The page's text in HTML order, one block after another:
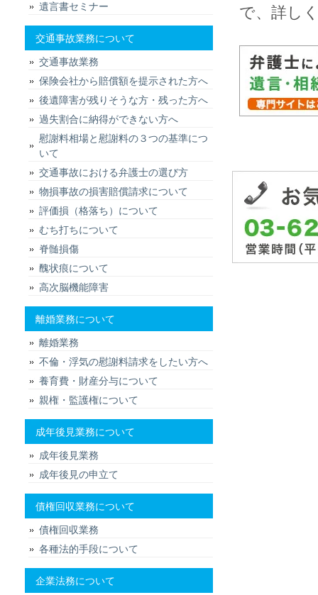
で、詳し
遺言書セミナー
交通事故業務について
交通事故業務
保険会社から賠償額を提示された方へ
後遺障害が残りそうな方・残った方へ
過失割合に納得ができない方へ
慰謝料相場と慰謝料の３つの基準につ
いて
交通事故における弁護士の選び方
物損事故の損害賠償請求について
評価損（格落ち）について
むち打ちについて
脊髄損傷
醜状痕について
高次脳機能障害
離婚業務について
離婚業務
不倫・浮気の慰謝料請求をしたい方へ
養育費・財産分与について
親権・監護権について
成年後見業務について
成年後見業務
成年後見の申立て
債権回収業務について
債権回収業務
各種法的手段について
企業法務について